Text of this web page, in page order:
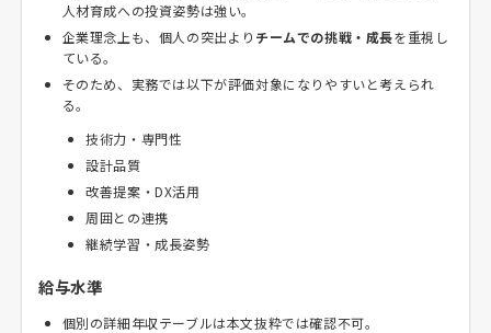
人材育成への投資姿勢は強い。
企業理念上も、個人の突出より チームでの挑戦・成長を重視し
ている。
そのため、実務では以下が評価対象になりやすいと考えられ
る。
技術力・専門性
設計品質
改善提案・DX活用
周囲との連携
継続学習・成長姿勢
給与水準
個別の詳細年収テーブルは本文抜粋では確認不可。